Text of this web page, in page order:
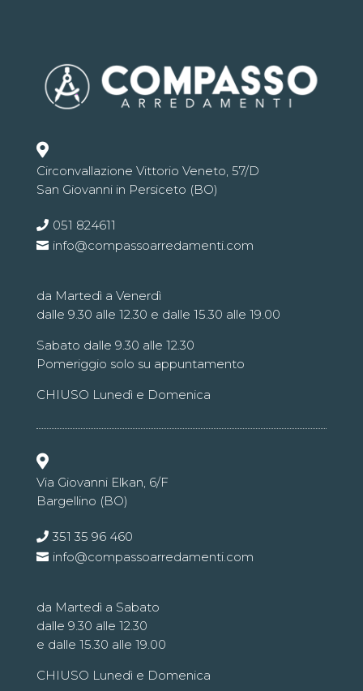

Circonvallazione Vittorio Veneto, 57/D
San Giovanni in Persiceto (BO)
051 824611
info@compassoarredamenti.com
da Martedì a Venerdì
dalle 9.30 alle 12.30 e dalle 15.30 alle 19.00
Sabato dalle 9.30 alle 12.30
Pomeriggio solo su appuntamento
CHIUSO Lunedì e Domenica

Via Giovanni Elkan, 6/F
Bargellino (BO)
351 35 96 460
info@compassoarredamenti.com
da Martedì a Sabato
dalle 9.30 alle 12.30
e dalle 15.30 alle 19.00
CHIUSO Lunedì e Domenica